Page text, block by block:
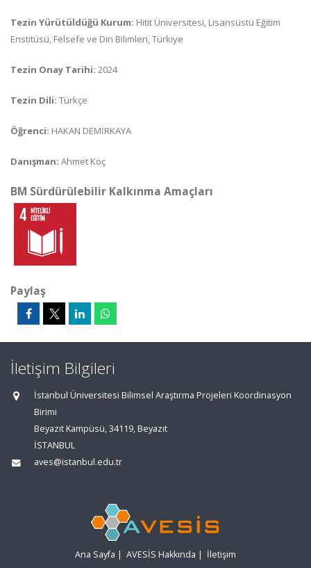
Tezin Yürütüldüğü Kurum: Hitit Üniversitesi, Lisansüstü Eğitim
Enstitüsü, Felsefe ve Din Bilimleri, Türkiye
Tezin Onay Tarihi: 2024
Tezin Dili: Türkçe
Öğrenci: HAKAN DEMİRKAYA
Danışman: Ahmet Koç
BM Sürdürülebilir Kalkınma Amaçları
Paylaş
İletişim Bilgileri
İstanbul Üniversitesi Bilimsel Araştırma Projeleri Koordinasyon
Birimi
Beyazıt Kampüsü, 34119, Beyazıt
İSTANBUL
aves@istanbul.edu.tr
Ana Sayfa | AVESİS Hakkında | İletişim